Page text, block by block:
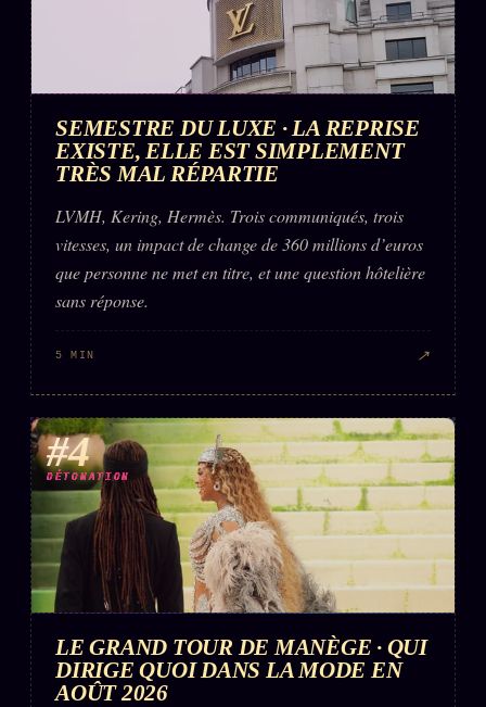
SEMESTRE DU LUXE · LA REPRISE
EXISTE, ELLE EST SIMPLEMENT
TRÈS MAL RÉPARTIE
LVMH, Kering, Hermès. Trois communiqués, trois
vitesses, un impact de change de 360 millions d’euros
que personne ne met en titre, et une question hôtelière
sans réponse.
5 MIN ↗
#4
DÉTONATION
LE GRAND TOUR DE MANÈGE · QUI
DIRIGE QUOI DANS LA MODE EN
AOÛT 2026